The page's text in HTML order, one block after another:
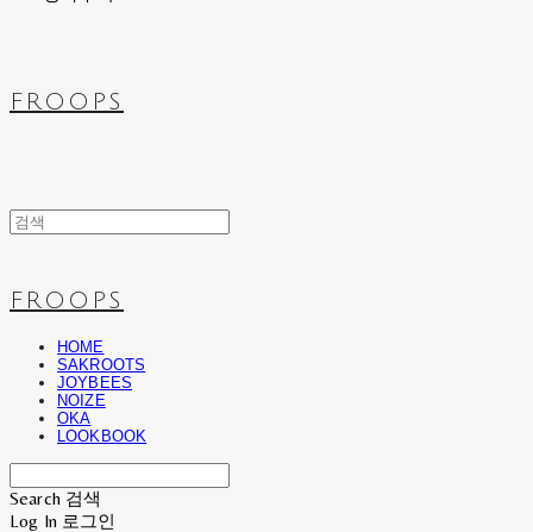
FROOPS
FROOPS
HOME
SAKROOTS
JOYBEES
NOIZE
OKA
LOOKBOOK
Search 검색
Log In 로그인